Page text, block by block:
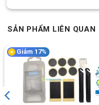
SẢN PHẨM LIÊN QUAN
Giảm 17%